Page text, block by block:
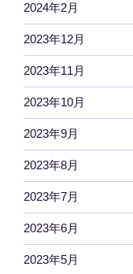
2024年2月
2023年12月
2023年11月
2023年10月
2023年9月
2023年8月
2023年7月
2023年6月
2023年5月